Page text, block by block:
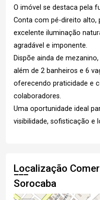
O imóvel se destaca pela
Conta com pé-direito alto,
excelente iluminação
agradável e imponente.
Dispõe ainda de
além de 2 banheiros e 6
oferecendo praticidade e
colaboradores.
Uma oportunidade ideal
visibilidade, sofisticação e
Localização
Sorocaba